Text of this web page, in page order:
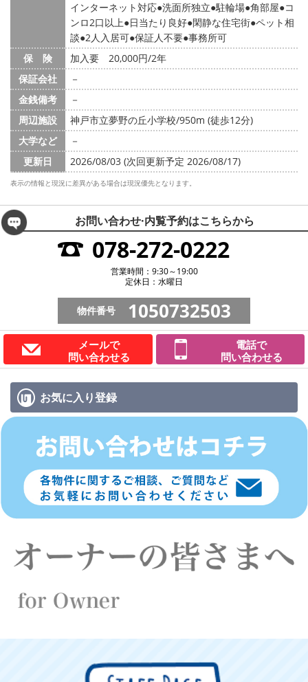
インターネット対応 洗面所独立 駐輪場 角部屋 コ
ンロ2口以上 日当たり良好 閑静な住宅街 ペット相
談 2人入居可 保証人不要 事務所可
保 険
加入要 20,000円/2年
保証会社
－
金銭備考
－
周辺施設
神戸市立夢野の丘小学校/950m (徒歩12分)
大学など
－
更新日
2026/08/03 (次回更新予定 2026/08/17)
表示の情報と現況に差異がある場合は現況優先となります。
お問い合わせ·内覧予約はこちらから
078-272-0222
営業時間：9:30～19:00
定休日：水曜日
物件番号 1050732503
メールで
問い合わせる
電話で
問い合わせる
お気に入り登録